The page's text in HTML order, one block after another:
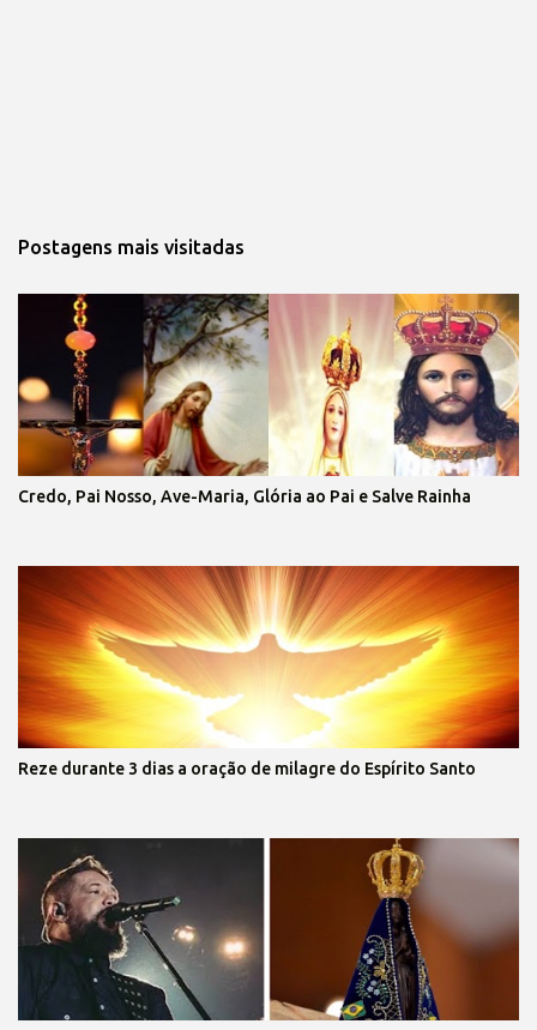
Postagens mais visitadas
Credo, Pai Nosso, Ave-Maria, Glória ao Pai e Salve Rainha
Reze durante 3 dias a oração de milagre do Espírito Santo